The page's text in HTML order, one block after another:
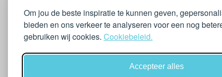
Om jou de beste inspiratie te kunnen geven,
bieden en ons verkeer te analyseren voor een nog
gebruiken wij cookies. Cookiebeleid.
Accepteer alles